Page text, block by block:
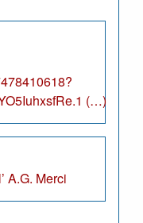
(…)
A.G. Merci